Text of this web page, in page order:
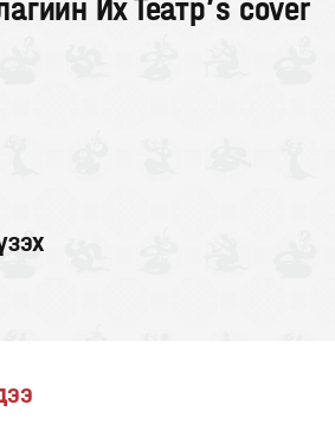
Их Театр’s cover